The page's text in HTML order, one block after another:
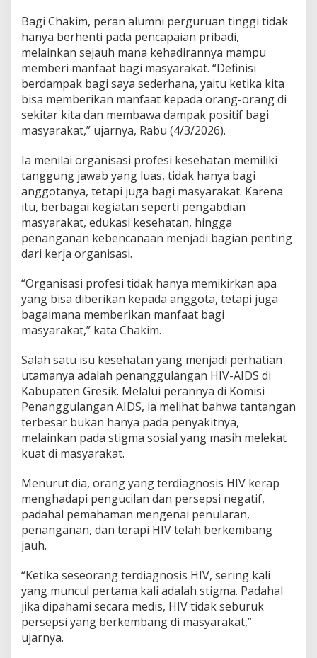
s
i
k
Bagi Chakim, peran alumni perguruan tinggi tidak
hanya berhenti pada pencapaian pribadi,
melainkan sejauh mana kehadirannya mampu
memberi manfaat bagi masyarakat. “Definisi
berdampak bagi saya sederhana, yaitu ketika kita
bisa memberikan manfaat kepada orang-orang di
sekitar kita dan membawa dampak positif bagi
masyarakat,” ujarnya, Rabu (4/3/2026).
Ia menilai organisasi profesi kesehatan memiliki
tanggung jawab yang luas, tidak hanya bagi
anggotanya, tetapi juga bagi masyarakat. Karena
itu, berbagai kegiatan seperti pengabdian
masyarakat, edukasi kesehatan, hingga
penanganan kebencanaan menjadi bagian penting
dari kerja organisasi.
“Organisasi profesi tidak hanya memikirkan apa
yang bisa diberikan kepada anggota, tetapi juga
bagaimana memberikan manfaat bagi
masyarakat,” kata Chakim.
Salah satu isu kesehatan yang menjadi perhatian
utamanya adalah penanggulangan HIV-AIDS di
Kabupaten Gresik. Melalui perannya di Komisi
Penanggulangan AIDS, ia melihat bahwa tantangan
terbesar bukan hanya pada penyakitnya,
melainkan pada stigma sosial yang masih melekat
kuat di masyarakat.
Menurut dia, orang yang terdiagnosis HIV kerap
menghadapi pengucilan dan persepsi negatif,
padahal pemahaman mengenai penularan,
penanganan, dan terapi HIV telah berkembang
jauh.
“Ketika seseorang terdiagnosis HIV, sering kali
yang muncul pertama kali adalah stigma. Padahal
jika dipahami secara medis, HIV tidak seburuk
persepsi yang berkembang di masyarakat,”
ujarnya.